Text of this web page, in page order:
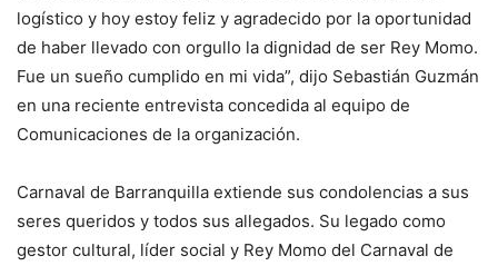
logístico y hoy estoy feliz y agradecido por la oportunidad
de haber llevado con orgullo la dignidad de ser Rey Momo.
Fue un sueño cumplido en mi vida”, dijo Sebastián Guzmán
en una reciente entrevista concedida al equipo de
Comunicaciones de la organización.
Carnaval de Barranquilla extiende sus condolencias a sus
seres queridos y todos sus allegados. Su legado como
gestor cultural, líder social y Rey Momo del Carnaval de